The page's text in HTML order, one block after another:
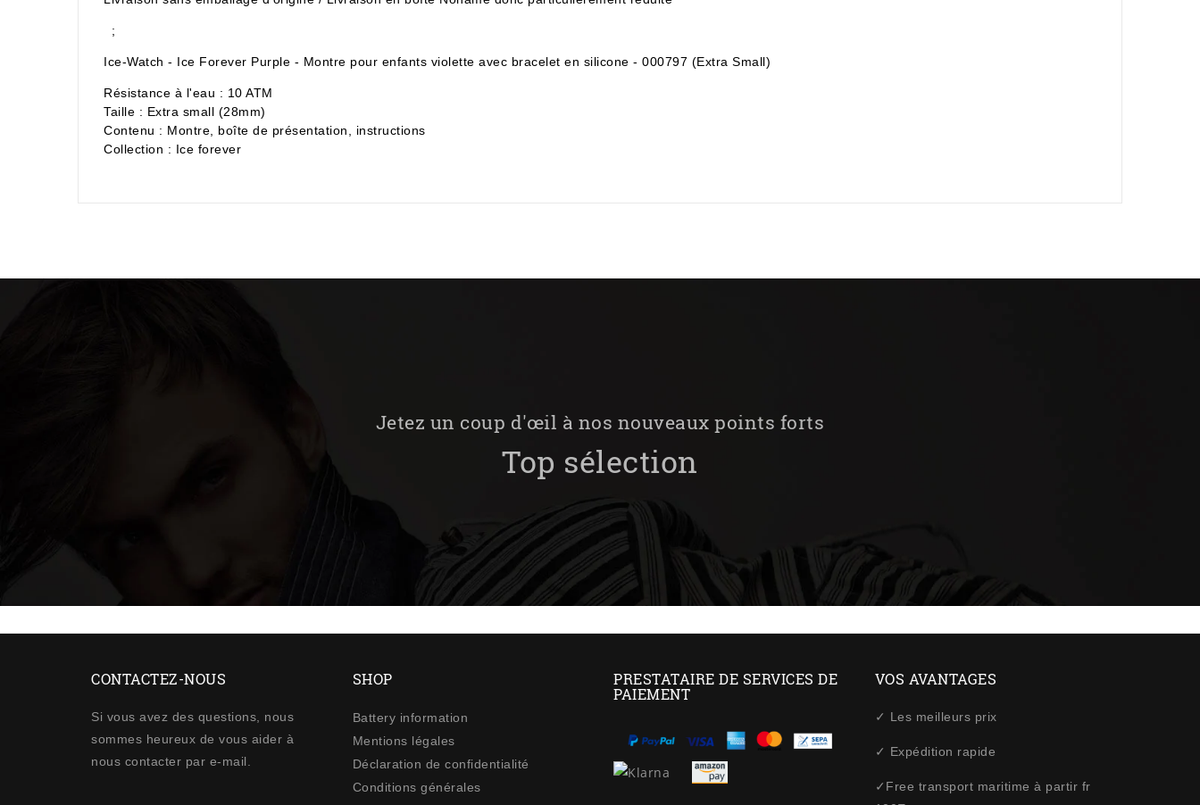
;
Ice-Watch - Ice Forever Purple - Montre pour enfants violette avec bracelet en silicone - 000797 (Extra Small)
Résistance à l'eau : 10 ATM
Taille : Extra small (28mm)
Contenu : Montre, boîte de présentation, instructions
Collection : Ice forever
Jetez un coup d'œil à nos nouveaux points forts
Top sélection
CONTACTEZ-NOUS
Si vous avez des questions, nous
sommes heureux de vous aider à
nous contacter par e-mail.
SHOP
Battery information
Mentions légales
Déclaration de confidentialité
Conditions générales
PRESTATAIRE DE SERVICES DE
PAIEMENT
VOS AVANTAGES
✓ Les meilleurs prix
✓ Expédition rapide
✓Free transport maritime à partir fr